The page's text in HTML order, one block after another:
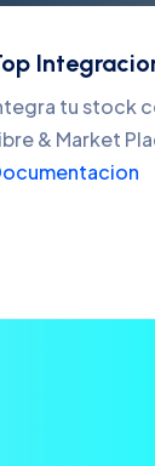
tu stock
& Market